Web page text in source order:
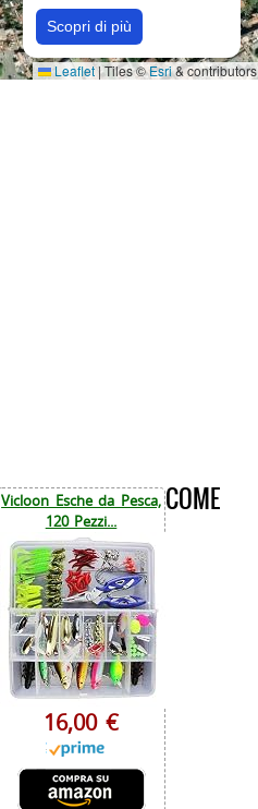
Scopri di più
Leaflet|Tiles ©Esri& contributors
Vicloon Esche da Pesca,
120 Pezzi...
16,00 €
COME